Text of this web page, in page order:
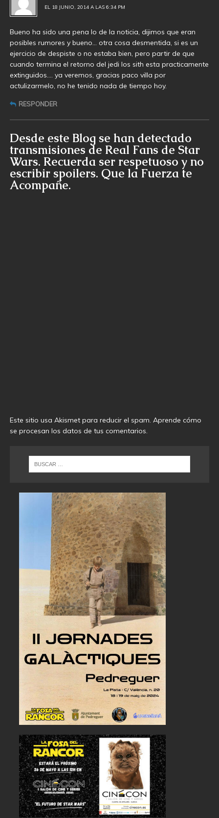
EL 18 JUNIO, 2014 A LAS 6:34 PM
Bueno ha sido una pena lo de la noticia, dijimos que eran
posibles rumores y bueno… otra cosa desmentida, si es un
ejercicio de despiste o no estaba bien, pero partir de que
cuando termina el retorno del jedi los sith esta practicamente
extinguidos…. ya veremos, gracias paco villa por
actulizarmelo, no he tenido nada de tiempo hoy.
RESPONDER
Desde este Blog se han detectado
transmisiones de Real Fans de Star
Wars. Recuerda ser respetuoso y no
escribir spoilers. Que la Fuerza te
Acompañe.
Este sitio usa Akismet para reducir el spam. Aprende cómo
se procesan los datos de tus comentarios.